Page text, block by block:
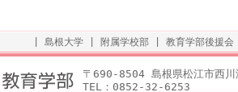
島根大学 附属学校部 教育学部後援会
〒690-8504 島根県松江市西
TEL：0852-32-6253